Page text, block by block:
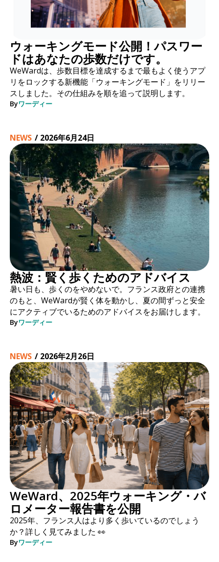
ウォーキングモード公開！パスワー
ドはあなたの歩数だけです。
WeWardは、歩数目標を達成するまで最もよく使うアプ
リをロックする新機能「ウォーキングモード」をリリー
スしました。その仕組みを順を追って説明します。
Byワーディー
NEWS / 2026年6月24日
熱波：賢く歩くためのアドバイス
暑い日も、歩くのをやめないで。フランス政府との連携
のもと、WeWardが賢く体を動かし、夏の間ずっと安全
にアクティブでいるためのアドバイスをお届けします。
Byワーディー
NEWS / 2026年2月26日
WeWard、2025年ウォーキング・バ
ロメーター報告書を公開
2025年、フランス人はより多く歩いているのでしょう
か？詳しく見てみました 👀
Byワーディー